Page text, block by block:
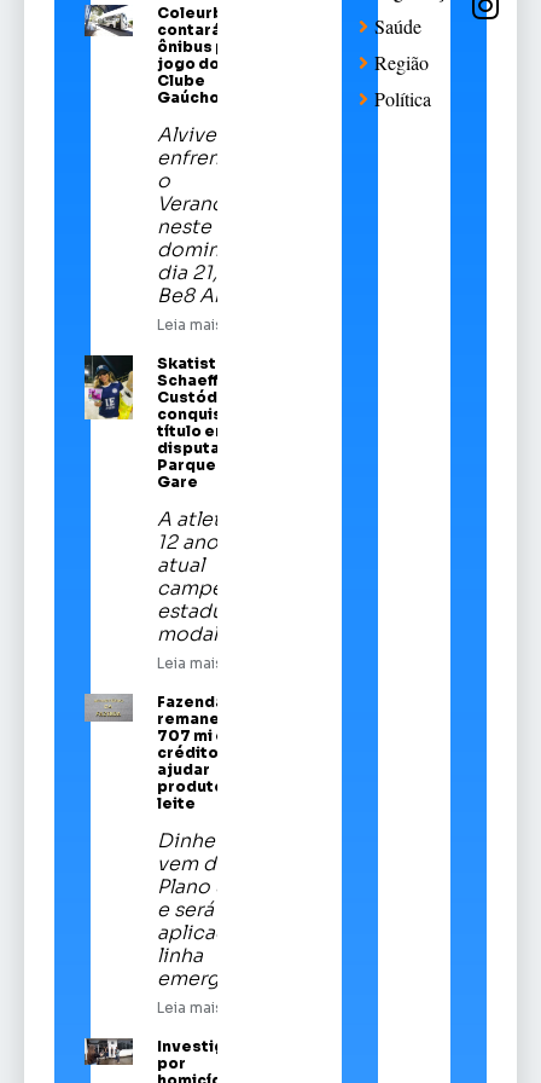
Coleurb
contará com
ônibus para
jogo do Sport
Clube
Gaúcho
Alviverde
enfrentará
o
Veranópolis
neste
domingo,
dia 21, na
Be8 Arena
Leia mais
Skatista Alice
Schaeffer
Custódio
conquista
título em
disputa no
Parque da
Gare
A atleta de
12 anos é a
atual
campeã
estadual da
modalidade
Leia mais
Fazenda
remaneja R$
707 mi em
crédito para
ajudar
produtores de
leite
Dinheiro
vem do
Plano Safra
e será
aplicado em
linha
emergencial
Leia mais
Investigado
por
Saúde
Região
Política